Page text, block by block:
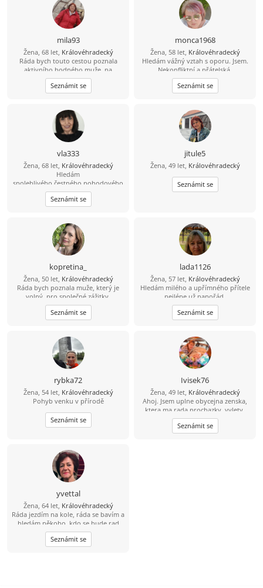
mila93
Žena, 68 let, Královéhradecký
Ráda bych touto cestou poznala
aktivního hodného muže, na
společné trávení volného času...
Seznámit se
monca1968
Žena, 58 let, Královéhradecký
Hledám vážný vztah s oporu. Jsem.
Nekonfliktní a přátelská.
Seznámit se
vla333
Žena, 68 let, Královéhradecký
Hledám
spolehlivého,čestného,pohodového
,zabezpečeného muže,nekuřáka s
duší
kluka.Cestování,příroda,turistika
Seznámit se
jitule5
Žena, 49 let, Královéhradecký
Seznámit se
kopretina_
Žena, 50 let, Královéhradecký
Ráda bych poznala muže, který je
volný, pro společné zážitky,
porozumění, smích a budování
něčeho hezkého.
Seznámit se
lada1126
Žena, 57 let, Královéhradecký
Hledám milého a upřímného přítele
nejlépe už napořád.
Seznámit se
rybka72
Žena, 54 let, Královéhradecký
Pohyb venku v přírodě
Seznámit se
Ivisek76
Žena, 49 let, Královéhradecký
Ahoj. Jsem uplne obycejna zenska,
ktera ma rada prochazky, vylety,
deti a spoustu dalsiho. Zivot se se
mnou zrovna nemazlil, tak uz trochu
pochybuju, jestli je nekde muz, ktery
Seznámit se
yvettal
Žena, 64 let, Královéhradecký
Ráda jezdím na kole, ráda se bavím a
hledám někoho, kdo se bude rad
bavit se mnou.
Seznámit se